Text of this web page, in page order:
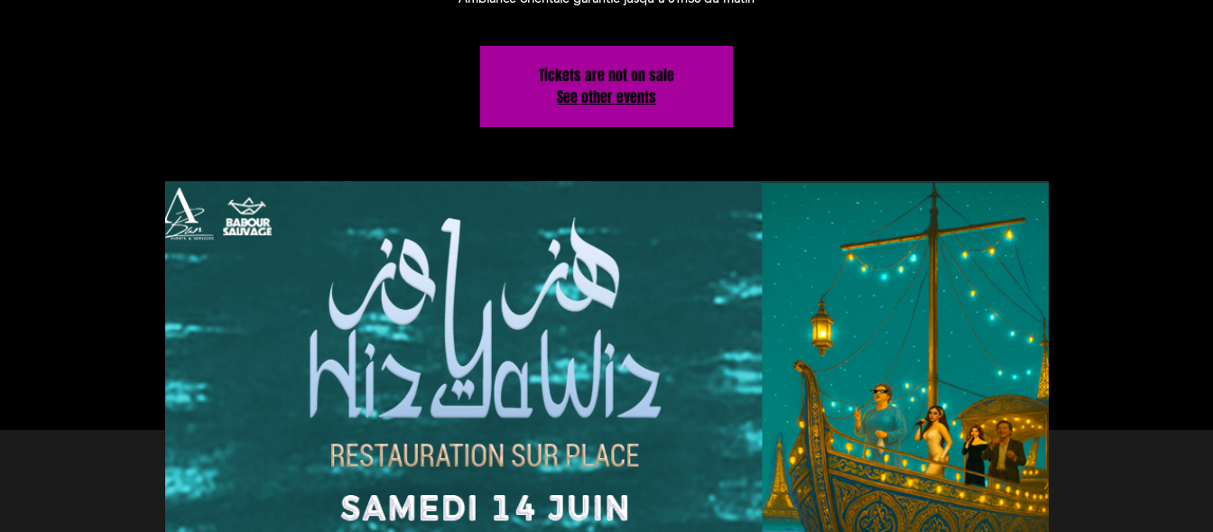
Tickets are not on sale
See other events